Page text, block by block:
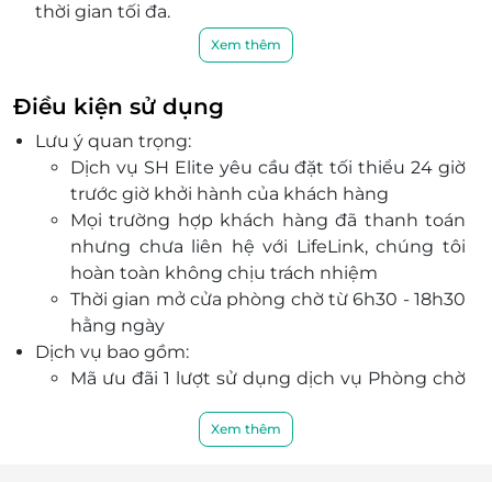
thời gian tối đa.
Với sự đồng hành tận tâm của đội ngũ nhân
viên, mỗi bước đi của quý khách tại sân bay trở
nên nhẹ nhàng, hoàn thành mọi thủ tục nhanh
chóng mà không cần chờ đợi để bạn tận hưởng
hành trình một cách trọn vẹn nhất.
Xem thêm
Điều kiện sử dụng
Lưu ý quan trọng:
Dịch vụ SH Elite yêu cầu đặt tối thiểu 24 giờ
trước giờ khởi hành của khách hàng
Mọi trường hợp khách hàng đã thanh toán
nhưng chưa liên hệ với LifeLink, chúng tôi
hoàn toàn không chịu trách nhiệm
Thời gian mở cửa phòng chờ từ 6h30 - 18h30
hằng ngày
Dịch vụ bao gồm:
Mã ưu đãi 1 lượt sử dụng dịch vụ Phòng chờ
nội, Tầng 3, Nhà ga T1, Cảng HKQT Nội Bài
Xem thêm